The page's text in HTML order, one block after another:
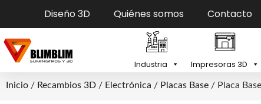
Diseño 3D Quiénes somos Contacto
Industria Impresoras 3D
Inicio / Recambios 3D / Electrónica / Placas Base / Placa